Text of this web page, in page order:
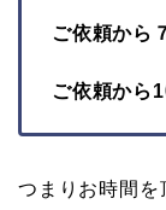
ご依頼から
ご依頼から
つまりお時間を